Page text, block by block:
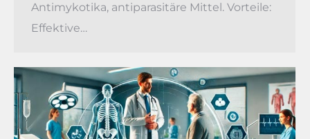
Antimykotika, antiparasitäre Mittel. Vorteile:
Effektive…